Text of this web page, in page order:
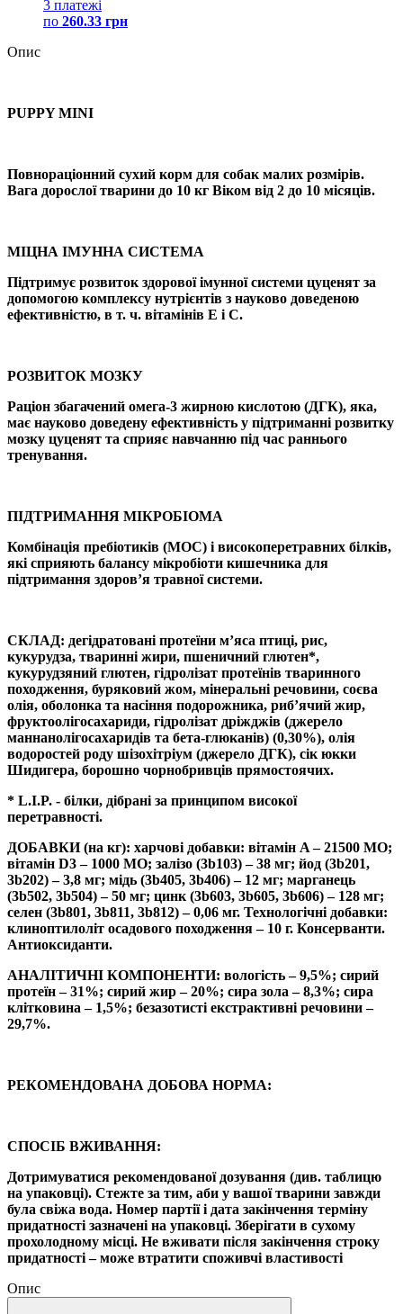
3 платежі
по 260.33 грн
Опис
PUPPY MINI
Повнораціонний сухий корм для собак малих розмірів.
Вага дорослої тварини до 10 кг Віком від 2 до 10 місяців.
МІЦНА ІМУННА СИСТЕМА
Підтримує розвиток здорової імунної системи цуценят за
допомогою комплексу нутрієнтів з науково доведеною
ефективністю, в т. ч. вітамінів Е і С.
РОЗВИТОК МОЗКУ
Раціон збагачений омега-3 жирною кислотою (ДГК), яка,
має науково доведену ефективність у підтриманні розвитку
мозку цуценят та сприяє навчанню під час раннього
тренування.
ПІДТРИМАННЯ МІКРОБІОМА
Комбінація пребіотиків (МОС) і високоперетравних білків,
які сприяють балансу мікробіоти кишечника для
підтримання здоров’я травної системи.
СКЛАД: дегідратовані протеїни м’яса птиці, рис,
кукурудза, тваринні жири, пшеничний глютен*,
кукурудзяний глютен, гідролізат протеїнів тваринного
походження, буряковий жом, мінеральні речовини, соєва
олія, оболонка та насіння подорожника, риб’ячий жир,
фруктоолiгосахариди, гідролізат дріжджів (джерело
маннанолігосахаридів та бета-глюканів) (0,30%), олія
водоростей роду шізохітріум (джерело ДГК), cік юкки
Шидигера, борошно чорнобривців прямостоячих.
* L.I.P. - білки, дібрані за принципом високої
перетравності.
ДОБАВКИ (на кг): харчові добавки: вітамін A – 21500 MO;
вітамін D3 – 1000 MO; залiзо (3b103) – 38 мг; йод (3b201,
3b202) – 3,8 мг; мiдь (3b405, 3b406) – 12 мг; марганець
(3b502, 3b504) – 50 мг; цинк (3b603, 3b605, 3b606) – 128 мг;
селен (3b801, 3b811, 3b812) – 0,06 мг. Технологічні добавки:
клиноптилоліт осадового походження – 10 г. Консерванти.
Aнтиоксиданти.
АНАЛІТИЧНІ КОМПОНЕНТИ: вологість – 9,5%; сирий
протеїн – 31%; сирий жир – 20%; сира зола – 8,3%; сира
клітковина – 1,5%; безазотисті екстрактивні речовини –
29,7%.
РЕКОМЕНДОВАНА ДОБОВА НОРМА:
СПОСІБ ВЖИВАННЯ:
Дотримуватися рекомендованої дозування (див. таблицю
на упаковці). Стежте за тим, аби у вашої тварини завжди
була свіжа вода. Номер партії і дата закінчення терміну
придатності зазначені на упаковці. Зберігати в сухому
прохолодному мiсці. Не вживати після закінчення строку
придатності – може втратити споживчі властивості
Опис